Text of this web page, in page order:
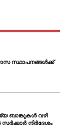
സ്ഥാപനങ്ങൾക്ക്
ബാങ്കുകൾ വഴി
നിർദേശം